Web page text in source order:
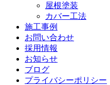
屋根塗装
カバー工法
施工事例
お問い合わせ
採用情報
お知らせ
ブログ
プライバシーポリシー